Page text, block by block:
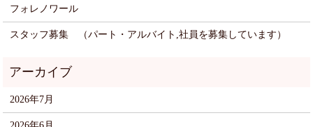
フォレノワール
スタッフ募集 （パート・アルバイト,社員を募集しています）
2026年7月